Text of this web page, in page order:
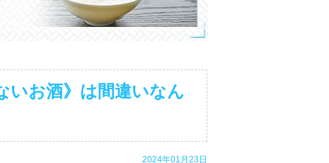
いお酒》は間違いなん
2024年01月23日